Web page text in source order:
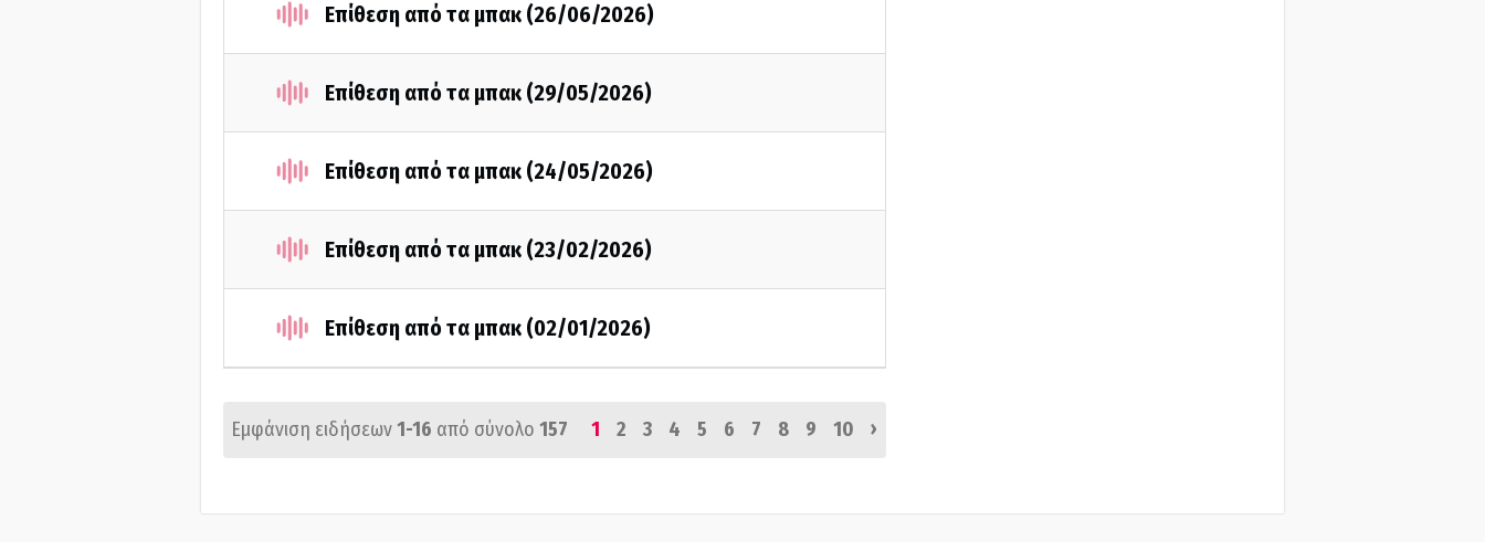
Επίθεση από τα μπακ (26/06/2026)
Επίθεση από τα μπακ (29/05/2026)
Επίθεση από τα μπακ (24/05/2026)
Επίθεση από τα μπακ (23/02/2026)
Επίθεση από τα μπακ (02/01/2026)
Εμφάνιση ειδήσεων1-16 από σύνολο 157 1 2 3 4 5 6 7 8 9 10 ›